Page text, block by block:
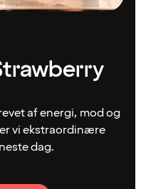
af energi, mod og
vi ekstraordinære
dag.